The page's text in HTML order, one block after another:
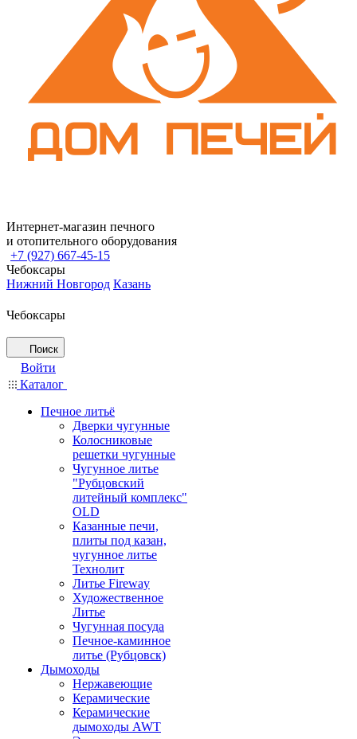
Интернет-магазин печного
и отопительного оборудования
+7 (927) 667-45-15
Чебоксары
Нижний Новгород Казань
Чебоксары
Поиск
Войти
Каталог
Печное литьё
Дверки чугунные
Колосниковые
решетки чугунные
Чугунное литье
"Рубцовский
литейный комплекс"
OLD
Казанные печи,
плиты под казан,
чугунное литье
Технолит
Литье Fireway
Художественное
Литье
Чугунная посуда
Печное-каминное
литье (Рубцовск)
Дымоходы
Нержавеющие
Керамические
Керамические
дымоходы AWT